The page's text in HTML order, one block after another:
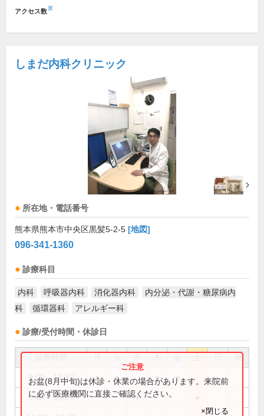
アクセス数※
しまだ内科クリニック
所在地・電話番号
熊本県熊本市中央区黒髪5-2-5 [地図]
096-341-1360
診療科目
内科 呼吸器内科 消化器内科
内分泌・代謝・糖尿病内
科
循環器科 アレルギー科
診療/受付時間・休診日
祝
9:00～12:30 ● ● ● ●
9:00～13:00 ●
お盆(8月中旬)は休診・休業の場合があります。来院前
に必ず医療機関に直接ご確認ください。
×閉じる